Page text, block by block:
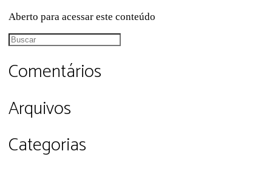
Aberto para acessar este conteúdo
Procurar
Comentários
Arquivos
Categorias